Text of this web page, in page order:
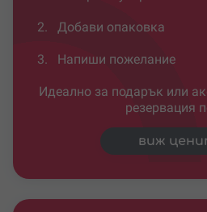
2. Добави опаковка
3. Напиши пожелание
Идеално за подарък или
резервация
виж